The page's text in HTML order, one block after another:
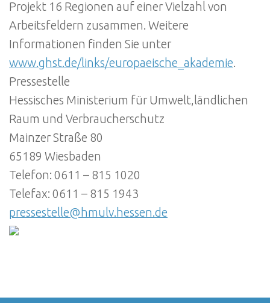
Projekt 16 Regionen auf einer Vielzahl von
Arbeitsfeldern zusammen. Weitere
Informationen finden Sie unter
www.ghst.de/links/europaeische_akademie.
Pressestelle
Hessisches Ministerium für Umwelt,ländlichen
Raum und Verbraucherschutz
Mainzer Straße 80
65189 Wiesbaden
Telefon: 0611 – 815 1020
Telefax: 0611 – 815 1943
pressestelle@hmulv.hessen.de